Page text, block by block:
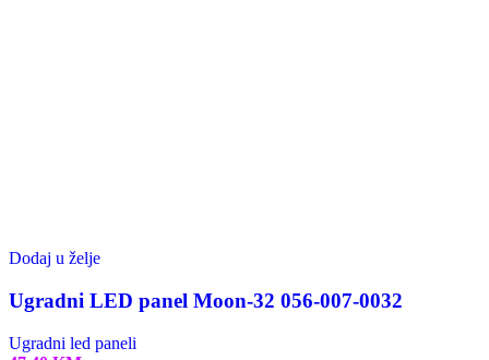
Dodaj u želje
Ugradni LED panel Moon-32 056-007-0032
Ugradni led paneli